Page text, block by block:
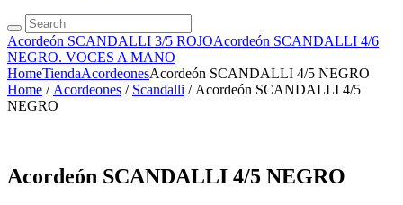
Acordeón SCANDALLI 3/5 ROJOAcordeón SCANDALLI 4/6
NEGRO. VOCES A MANO
HomeTiendaAcordeonesAcordeón SCANDALLI 4/5 NEGRO
Home / Acordeones / Scandalli / Acordeón SCANDALLI 4/5
NEGRO
Acordeón SCANDALLI 4/5 NEGRO